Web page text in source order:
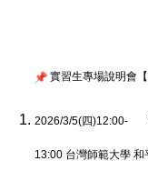
實習生專場說明會
2026/3/5(四)12:00-
13:00 台灣師範大學 和